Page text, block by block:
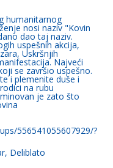
humanitarnog
nosi naziv "Kovin
dao taj naziv.
uspešnih akcija,
Uskršnjih
Najveći
se završio uspešno.
i plemenite duše i
na rubu
je zato što
556541055607929/?
Deliblato